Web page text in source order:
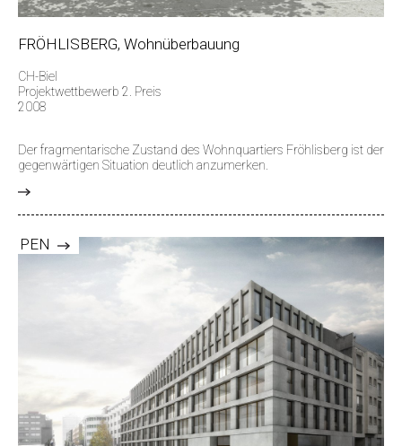
FRÖHLISBERG, Wohnüberbauung
CH-Biel
Projektwettbewerb 2. Preis
2008
Der fragmentarische Zustand des Wohnquartiers Fröhlisberg ist der
gegenwärtigen Situation deutlich anzumerken.
PEN